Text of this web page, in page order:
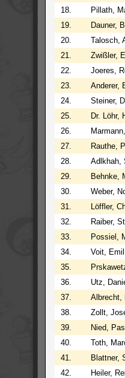
18.
Pillath,
19.
Dauner,
20.
Talosch,
21.
Zwißler,
22.
Joeres,
23.
Anderer,
24.
Steiner,
25.
Dr. Löhr,
26.
27.
Rauthe,
28.
Adlkhah,
29.
Behnke,
30.
Weber,
31.
Löffler,
32.
Raiber,
33.
Possiel,
34.
Voit, Emil
35.
36.
Utz,
37.
Albrecht,
38.
Zollt,
39.
Nied,
40.
Toth,
41.
Blattner,
42.
Heiler,